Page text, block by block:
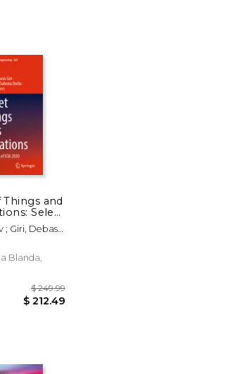
and
Select
of Icia
Giri, Debasis
Blanda,
dcto.